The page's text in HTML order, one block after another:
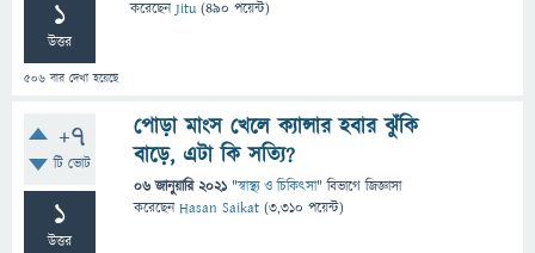
1
উত্তর
506 বার দেখা হয়েছে
করেছেনJitu (490 পয়েন্ট)
+7
টি ভোট
1
উত্তর
পোড়া মাংস খেলে ক্যান্সার হবার ঝুঁকি
বাড়ে, এটা কি সত্যি?
06 জানুয়ারি 2021 "স্বাস্থ্য ও চিকিৎসা" বিভাগে জিজ্ঞাসা
করেছেনHasan Saikat (3,310 পয়েন্ট)